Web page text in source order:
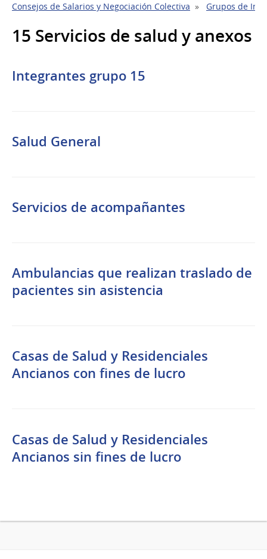
Consejos de Salarios y Negociación Colectiva Grupos de
15 Servicios de salud y anexos
Integrantes grupo 15
Salud General
Servicios de acompañantes
Ambulancias que realizan traslado de
pacientes sin asistencia
Casas de Salud y Residenciales
Ancianos con fines de lucro
Casas de Salud y Residenciales
Ancianos sin fines de lucro